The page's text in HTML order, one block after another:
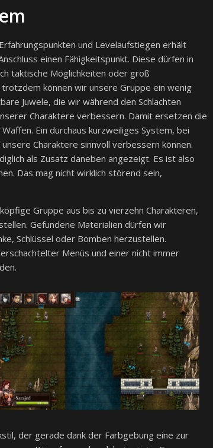
und Levelaufstiegen erhält
einen Fähigkeitspunkt. Diese dürfen in
taktische Möglichkeiten oder groß
können wir unsere Gruppe ein wenig
Juwele, die wir während den Schlachten
Charaktere verbessern. Damit ersetzen die
Ein durchaus kurzweiliges System, bei
Charaktere sinnvoll verbessern können.
als Zusatz daneben angezeigt. Es ist also
Das mag nicht wirklich störend sein,
Gruppe aus bis zu vierzehn Charakteren,
Gefundene Materialien dürfen wir
Schlüssel oder Bomben herzustellen.
Menüs und einer nicht immer
der gerade dank der Farbgebung eine zur